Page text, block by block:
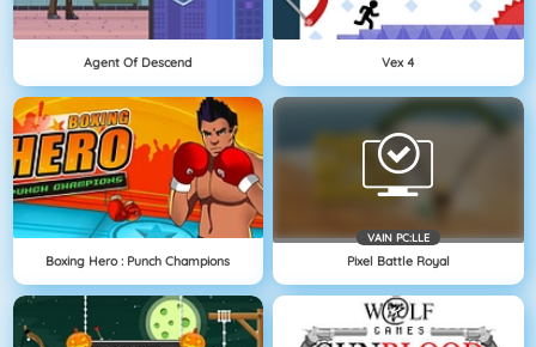
Agent Of Descend Vex 4
Boxing Hero : Punch Champions
VAIN PC:LLE
Pixel Battle Royal